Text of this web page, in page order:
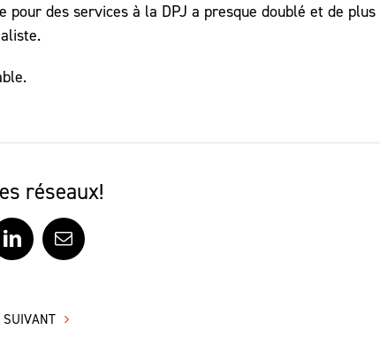
des services à la DPJ a presque doublé et de plus
réseaux!
LinkedInCourriel
SUIVANT